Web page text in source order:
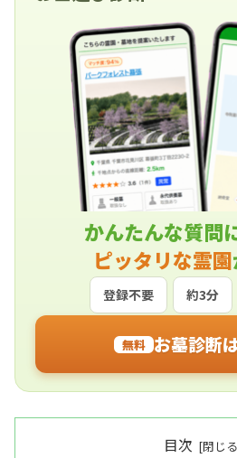
かんたんな質問
ピッタリな霊園
登録不要 約3分
無料 お墓診断
目次